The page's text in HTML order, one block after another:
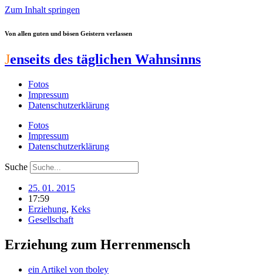
Zum Inhalt springen
Von allen guten und bösen Geistern verlassen
Jenseits des täglichen Wahnsinns
Fotos
Impressum
Datenschutzerklärung
Fotos
Impressum
Datenschutzerklärung
Suche
25. 01. 2015
17:59
Erziehung, Keks
Gesellschaft
Erziehung zum Herrenmensch
ein Artikel von tboley